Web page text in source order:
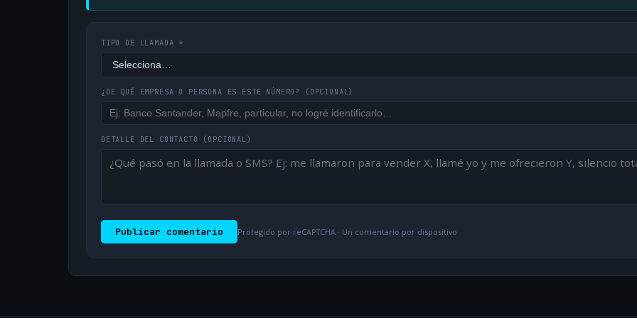
TIPO DE LLAMADA *
¿DE QUÉ EMPRESA O PERSONA ES ESTE NÚMERO? (OPCIONAL)
DETALLE DEL CONTACTO (OPCIONAL)
Publicar comentario Protegido por reCAPTCHA · Un comentario por dispositivo